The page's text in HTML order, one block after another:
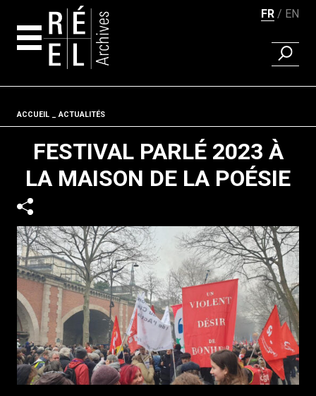
FR EN
Fil d'ariane
ACCUEIL ACTUALITÉS
FESTIVAL PARLÉ 2023 À
LA MAISON DE LA POÉSIE